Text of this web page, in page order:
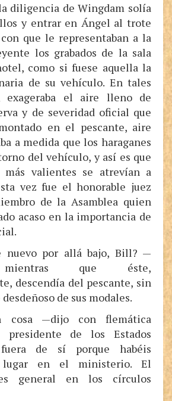
diligencia de Wingdam solía
y entrar en Ángel al trote
que le representaban a la
los grabados de la sala
como si fuese aquella la
de su vehículo. En tales
exageraba el aire lleno de
y de severidad oficial que
en el pescante, aire
a medida que los haraganes
del vehículo, y así es que
más valientes se atrevían a
vez fue el honorable juez
de la Asamblea quien
acaso en la importancia de
nuevo por allá bajo, Bill? —
mientras que éste,
descendía del pescante, sin
de sus modales.
cosa —dijo con flemática
presidente de los Estados
de sí porque habéis
lugar en el ministerio. El
general en los círculos